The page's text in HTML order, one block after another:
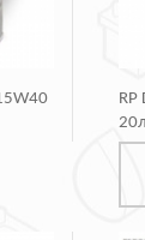
RP
20л